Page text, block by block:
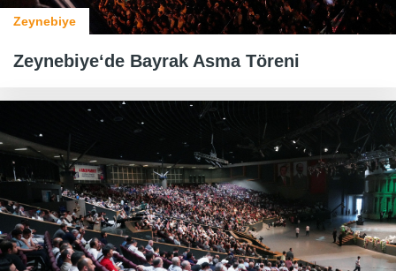
Zeynebiye
Zeynebiye‘de Bayrak Asma Töreni